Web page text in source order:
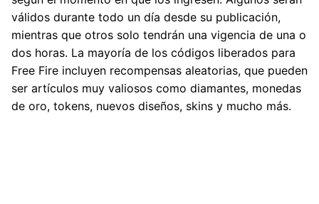
válidos durante todo un día desde su publicación,
mientras que otros solo tendrán una vigencia de una o
dos horas. La mayoría de los códigos liberados para
Free Fire incluyen recompensas aleatorias, que pueden
ser artículos muy valiosos como diamantes, monedas
de oro, tokens, nuevos diseños, skins y mucho más.